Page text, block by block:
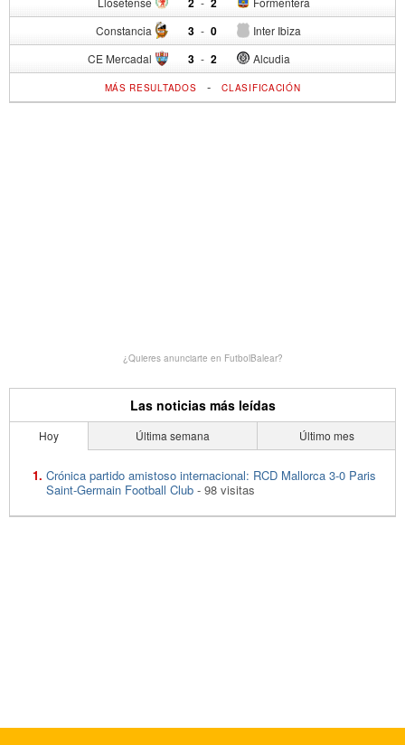
Constancia 3 - Inter Ibiza
0
CE Mercadal 3 - Alcudia
2
MÁS RESULTADOS -CLASIFICACIÓN
¿Quieres anunciarte en FutbolBalear?
Las noticias más leídas
Hoy Última semana Último mes
Crónica partido amistoso internacional: RCD Mallorca 3-0 Paris
Saint-Germain Football Club - 98 visitas